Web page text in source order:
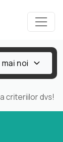
noi
criteriilor dvs!